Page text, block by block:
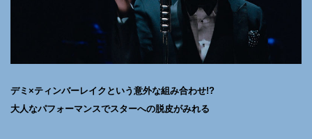
デミ×ティンバーレイクという意外な組み合わせ!?
大人なパフォーマンスでスターへの脱皮がみれる